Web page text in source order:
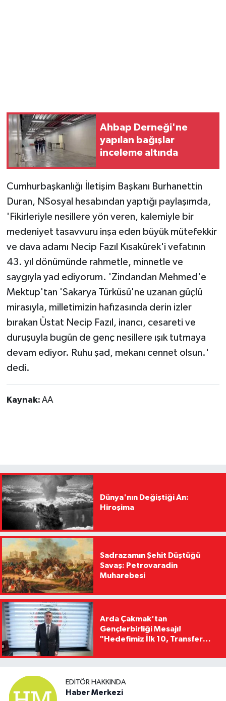
Ahbap Derneği'ne
yapılan bağışlar
inceleme altında
Cumhurbaşkanlığı İletişim Başkanı Burhanettin
Duran, NSosyal hesabından yaptığı paylaşımda,
'Fikirleriyle nesillere yön veren, kalemiyle bir
medeniyet tasavvuru inşa eden büyük mütefekkir
ve dava adamı Necip Fazıl Kısakürek'i vefatının
43. yıl dönümünde rahmetle, minnetle ve
saygıyla yad ediyorum. 'Zindandan Mehmed'e
Mektup'tan 'Sakarya Türküsü'ne uzanan güçlü
mirasıyla, milletimizin hafızasında derin izler
bırakan Üstat Necip Fazıl, inancı, cesareti ve
duruşuyla bugün de genç nesillere ışık tutmaya
devam ediyor. Ruhu şad, mekanı cennet olsun.'
dedi.
Kaynak: AA
Dünya'nın Değiştiği An:
Hiroşima
Sadrazamın Şehit Düştüğü
Savaş: Petrovaradin
Muharebesi
Arda Çakmak'tan
Gençlerbirliği Mesajı!
"Hedefimiz İlk 10, Transfer
Kaldıracağız"
EDITÖR HAKKINDA
Haber Merkezi